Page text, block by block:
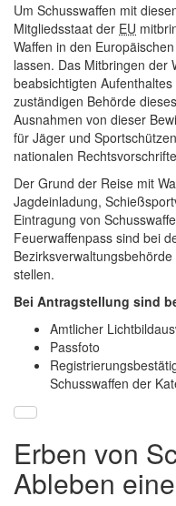
Um Schusswaffen mit
Mitgliedsstaat der EU
Waffen in den
lassen. Das Mitbringen der
beabsichtigten
zuständigen Behörde
Ausnahmen von dieser
für Jäger und
nationalen
Der Grund der Reise mit
Jagdeinladung,
Eintragung von
Feuerwaffenpass sind bei
Bezirksverwaltungsbehörde
stellen.
Bei Antragstellung sind
Amtlicher
Passfoto
Schusswaffen der
Erben von
Ableben